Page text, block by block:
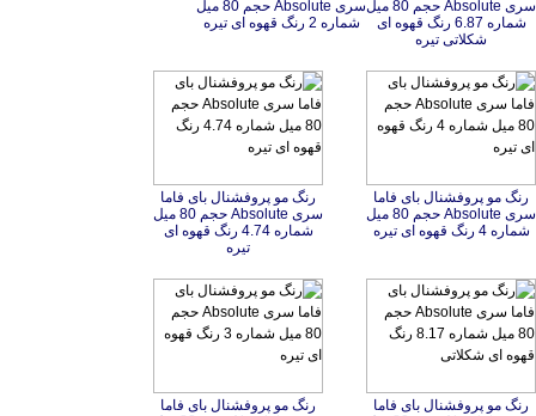
شکلاتی تیره
شماره 2 رنگ قهوه ای تیره
رنگ مو پروفشنال بای فاما
سری Absolute حجم 80 میل
شماره 4 رنگ قهوه ای تیره
رنگ مو پروفشنال بای فاما
سری Absolute حجم 80 میل
شماره 4.74 رنگ قهوه ای
تیره
رنگ مو پروفشنال بای فاما
سری Absolute حجم 80 میل
شماره 8.17 رنگ قهوه ای رنگ مو پروفشنال بای فاما
سری Absolute حجم 80 میل